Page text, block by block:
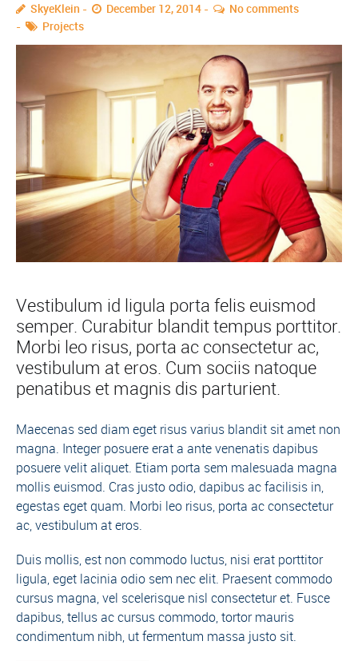
SkyeKlein December 12, 2014
No comments
Projects
Vestibulum id ligula porta felis euismod
semper. Curabitur blandit tempus porttitor.
Morbi leo risus, porta ac consectetur ac,
vestibulum at eros. Cum sociis natoque
penatibus et magnis dis parturient.
Maecenas sed diam eget risus varius blandit sit amet non
magna. Integer posuere erat a ante venenatis dapibus
posuere velit aliquet. Etiam porta sem malesuada magna
mollis euismod. Cras justo odio, dapibus ac facilisis in,
egestas eget quam. Morbi leo risus, porta ac consectetur
ac, vestibulum at eros.
Duis mollis, est non commodo luctus, nisi erat porttitor
ligula, eget lacinia odio sem nec elit. Praesent commodo
cursus magna, vel scelerisque nisl consectetur et. Fusce
dapibus, tellus ac cursus commodo, tortor mauris
condimentum nibh, ut fermentum massa justo sit.